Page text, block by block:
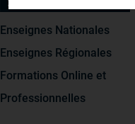
3 TYPES D'ENSEIGNES
Enseignes Nationales
Enseignes Régionales
Formations Online et
Professionnelles